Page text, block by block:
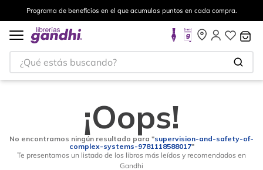
Programa de beneficios en el que acumulas puntos en cada compra.
¿Qué estás buscando?
¡Oops!
No encontramos ningún resultado para "supervision-and-safety-of-
complex-systems-9781118588017"
Te presentamos un listado de los libros más leídos y recomendados en
Gandhi